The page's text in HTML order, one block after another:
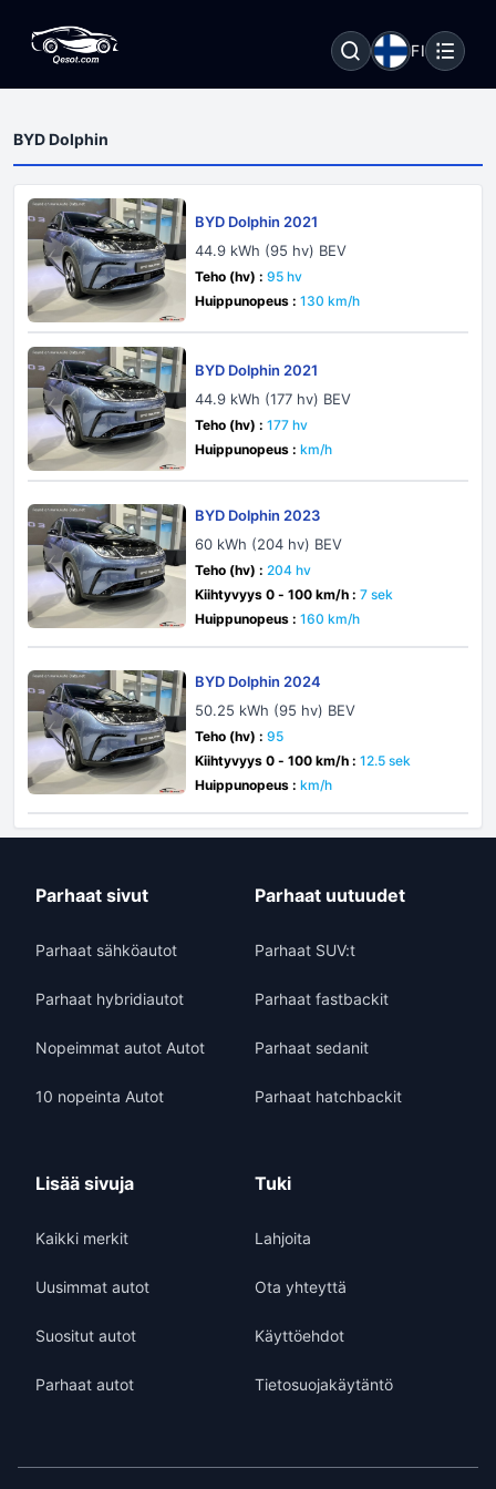
FI
BYD Dolphin
BYD Dolphin 2021
44.9 kWh (95 hv) BEV
Teho (hv) : 95 hv
Huippunopeus : 130 km/h
BYD Dolphin 2021
44.9 kWh (177 hv) BEV
Teho (hv) : 177 hv
Huippunopeus : km/h
BYD Dolphin 2023
60 kWh (204 hv) BEV
Teho (hv) : 204 hv
Kiihtyvyys 0 - 100 km/h : 7 sek
Huippunopeus : 160 km/h
BYD Dolphin 2024
50.25 kWh (95 hv) BEV
Teho (hv) : 95
Kiihtyvyys 0 - 100 km/h : 12.5 sek
Huippunopeus : km/h
Parhaat sivut
Parhaat sähköautot
Parhaat hybridiautot
Nopeimmat autot Autot
10 nopeinta Autot
Parhaat uutuudet
Parhaat SUV:t
Parhaat fastbackit
Parhaat sedanit
Parhaat hatchbackit
Lisää sivuja
Kaikki merkit
Uusimmat autot
Suositut autot
Parhaat autot
Tuki
Lahjoita
Ota yhteyttä
Käyttöehdot
Tietosuojakäytäntö